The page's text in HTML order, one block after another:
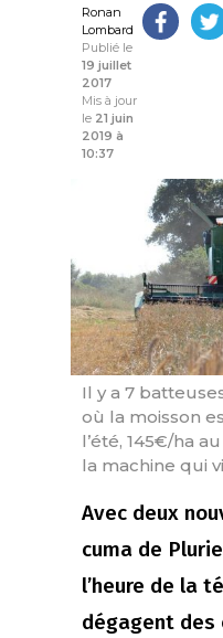
Ronan
Lombard
Publié le
19 juillet
2017
Mis à jour
le 21 juin
2019 à
10:37
Il y a 7
où la moisson
l’été, 145€/ha
la machine qui
Avec deux
cuma de
l’heure de la
dégagent des